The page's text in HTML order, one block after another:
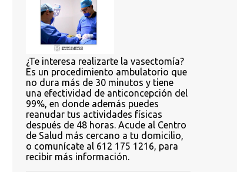
¿Te interesa realizarte la vasectomía?
Es un procedimiento ambulatorio que
no dura más de 30 minutos y tiene
una efectividad de anticoncepción del
99%, en donde además puedes
reanudar tus actividades físicas
después de 48 horas. Acude al Centro
de Salud más cercano a tu domicilio,
o comunícate al 612 175 1216, para
recibir más información.